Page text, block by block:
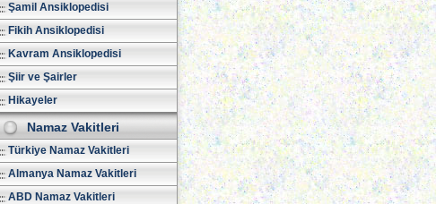
Şamil Ansiklopedisi
Fikih Ansiklopedisi
Kavram Ansiklopedisi
Şiir ve Şairler
Hikayeler
Namaz Vakitleri
Türkiye Namaz Vakitleri
Almanya Namaz Vakitleri
ABD Namaz Vakitleri